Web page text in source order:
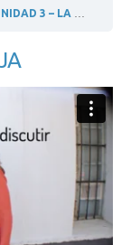
3 – LA PAREJA Y LOS AMIGOS